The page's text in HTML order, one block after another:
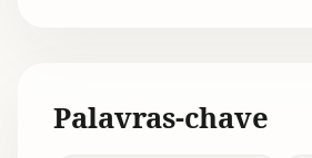
Palavras-chave